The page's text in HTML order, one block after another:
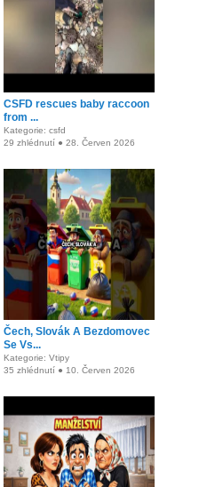
CSFD rescues baby raccoon
from ...
Kategorie: csfd
29 zhlédnutí ● 28. Červen 2026
Čech, Slovák A Bezdomovec
Se Vs...
Kategorie: Vtipy
35 zhlédnutí ● 10. Červen 2026